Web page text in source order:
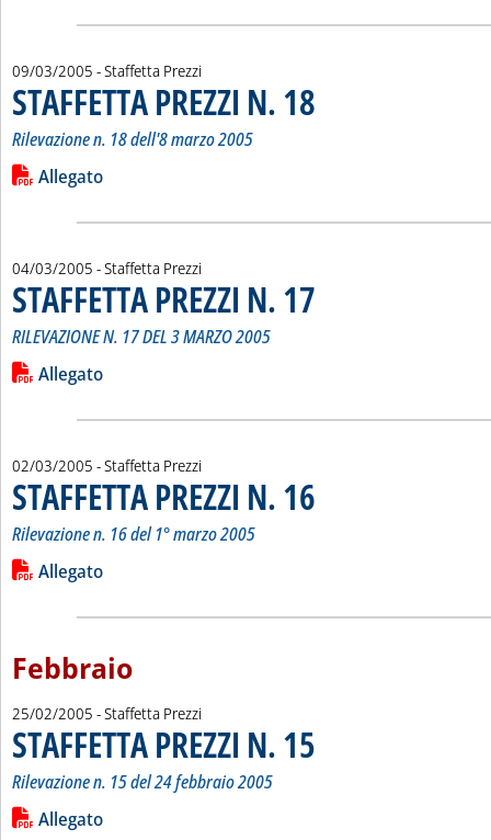
09/03/2005 - Staffetta Prezzi
STAFFETTA PREZZI N. 18
Rilevazione n. 18 dell'8 marzo 2005
Leggi tutta la notizia: 'STAFFETTA PREZZI N. 18'
Lista allegati PDF alla notizia
Allegato
04/03/2005 - Staffetta Prezzi
STAFFETTA PREZZI N. 17
RILEVAZIONE N. 17 DEL 3 MARZO 2005
Leggi tutta la notizia: 'STAFFETTA PREZZI N. 17'
Lista allegati PDF alla notizia
Allegato
02/03/2005 - Staffetta Prezzi
STAFFETTA PREZZI N. 16
Rilevazione n. 16 del 1° marzo 2005
Leggi tutta la notizia: 'STAFFETTA PREZZI N. 16'
Lista allegati PDF alla notizia
Allegato
Febbraio
25/02/2005 - Staffetta Prezzi
STAFFETTA PREZZI N. 15
Rilevazione n. 15 del 24 febbraio 2005
Leggi tutta la notizia: 'STAFFETTA PREZZI N. 15'
Lista allegati PDF alla notizia
Allegato